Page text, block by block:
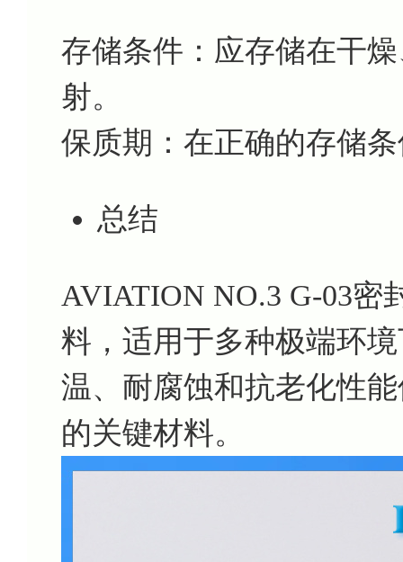
存储条件：应存储在干
射。
保质期：在正确的存储
总结
AVIATION NO.3 G-03密
料，适用于多种极端环
温、耐腐蚀和抗老化性
的关键材料。